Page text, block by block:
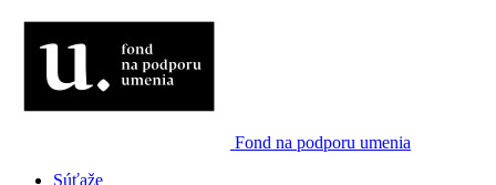
Fond na podporu umenia
Súťaže